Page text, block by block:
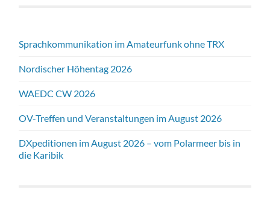
Sprachkommunikation im Amateurfunk ohne TRX
Nordischer Höhentag 2026
WAEDC CW 2026
OV-Treffen und Veranstaltungen im August 2026
DXpeditionen im August 2026 – vom Polarmeer bis in
die Karibik